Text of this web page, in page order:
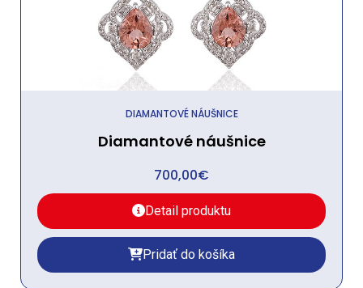
DIAMANTOVÉ NÁUŠNICE
Diamantové náušnice
700,00€
Detail produktu
Pridať do košíka